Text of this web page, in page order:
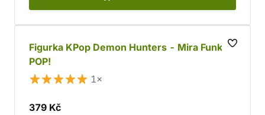
Figurka KPop Demon Hunters - Mira Funko
POP!
1×
379 Kč